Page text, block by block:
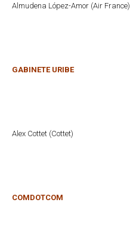
Almudena López-Amor (Air France)
GABINETE URIBE
Alex Cottet (Cottet)
COMDOTCOM